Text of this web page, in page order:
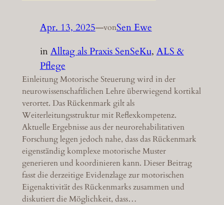
Apr. 13, 2025—vonSen Ewe
inAlltag als Praxis SenSeKu, ALS &
Pflege
Einleitung Motorische Steuerung wird in der
neurowissenschaftlichen Lehre überwiegend kortikal
verortet. Das Rückenmark gilt als
Weiterleitungsstruktur mit Reflexkompetenz.
Aktuelle Ergebnisse aus der neurorehabilitativen
Forschung legen jedoch nahe, dass das Rückenmark
eigenständig komplexe motorische Muster
generieren und koordinieren kann. Dieser Beitrag
fasst die derzeitige Evidenzlage zur motorischen
Eigenaktivität des Rückenmarks zusammen und
diskutiert die Möglichkeit, dass…